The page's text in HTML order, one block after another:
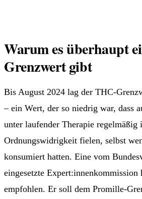
Warum es überhaupt
Grenzwert gibt
Bis August 2024 lag der THC-
– ein Wert, der so niedrig war, dass
unter laufender Therapie regelmäßig
Ordnungswidrigkeit fielen, selbst
konsumiert hatten. Eine vom
eingesetzte Expert:innenkommission
empfohlen. Er soll dem Promille-